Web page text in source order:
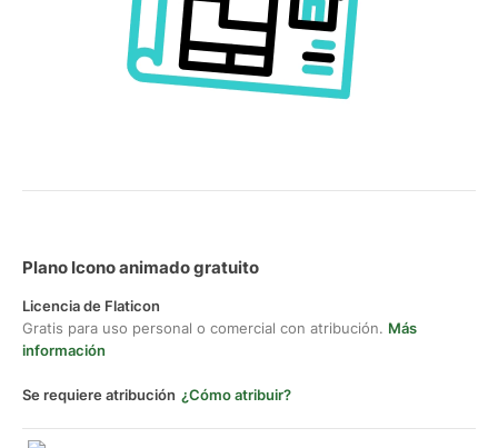
Plano Icono animado gratuito
Licencia de Flaticon
Gratis para uso personal o comercial con atribución. Más
información
Se requiere atribución ¿Cómo atribuir?